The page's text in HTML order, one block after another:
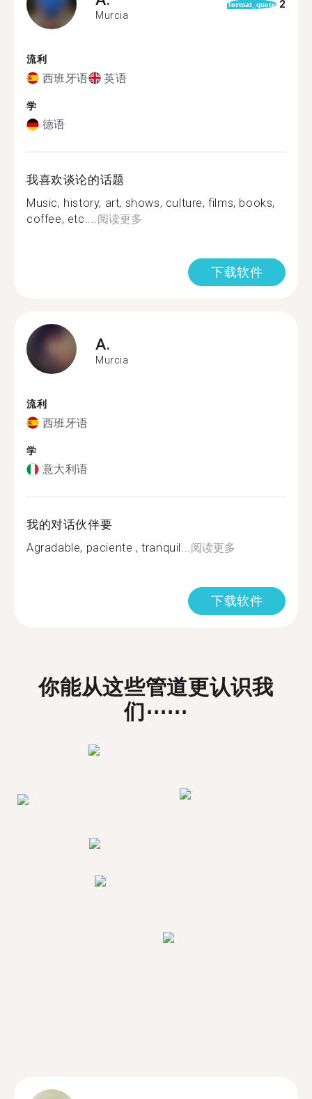
Murcia
format_quote 2
流利
西班牙语 英语
学
德语
我喜欢谈论的话题
Music, history, art, shows, culture, films, books,
coffee, etc....阅读更多
下载软件
A.
Murcia
流利
西班牙语
学
意大利语
我的对话伙伴要
Agradable, paciente , tranquil...阅读更多
下载软件
你能从这些管道更认识我
们⋯⋯